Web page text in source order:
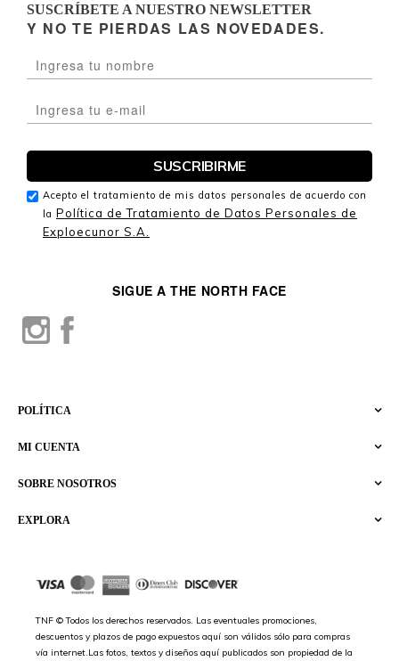
EXPLORA
SOBRE NOSOTROS
MI CUENTA
POLÍTICA
SIGUE A THE NORTH FACE
TNF © Todos los derechos reservados. Las eventuales promociones,
descuentos y plazos de pago expuestos aquí son válidos sólo para compras
vía internet.Las fotos, textos y diseños aquí publicados son propiedad de la
SUSCRÍBETE A NUESTRO NEWSLETTER
Y NO TE PIERDAS LAS NOVEDADES.
Acepto el tratamiento de mis datos personales de acuerdo con
la Política de Tratamiento de Datos Personales de
Exploecunor S.A.